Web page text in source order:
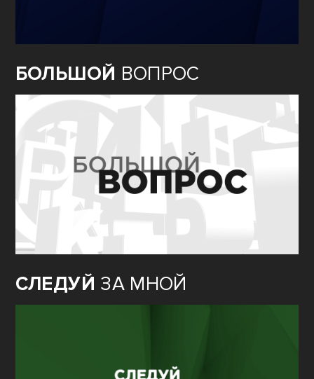
БОЛЬШОЙ ВОПРОС
СЛЕДУЙ ЗА МНОЙ